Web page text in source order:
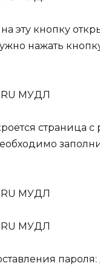
эту кнопку
нажать
страница